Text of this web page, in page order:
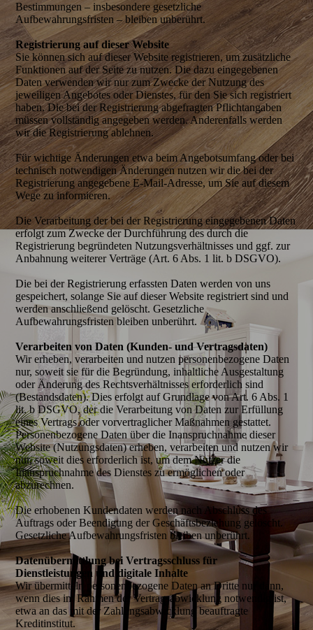
Bestimmungen – insbesondere gesetzliche
Aufbewahrungsfristen – bleiben unberührt.
Registrierung auf dieser Website
Sie können sich auf dieser Website registrieren, um zusätzliche
Funktionen auf der Seite zu nutzen. Die dazu eingegebenen
Daten verwenden wir nur zum Zwecke der Nutzung des
jeweiligen Angebotes oder Dienstes, für den Sie sich registriert
haben. Die bei der Registrierung abgefragten Pflichtangaben
müssen vollständig angegeben werden. Anderenfalls werden
wir die Registrierung ablehnen.
Für wichtige Änderungen etwa beim Angebotsumfang oder bei
technisch notwendigen Änderungen nutzen wir die bei der
Registrierung angegebene E-Mail-Adresse, um Sie auf diesem
Wege zu informieren.
Die Verarbeitung der bei der Registrierung eingegebenen Daten
erfolgt zum Zwecke der Durchführung des durch die
Registrierung begründeten Nutzungsverhältnisses und ggf. zur
Anbahnung weiterer Verträge (Art. 6 Abs. 1 lit. b DSGVO).
Die bei der Registrierung erfassten Daten werden von uns
gespeichert, solange Sie auf dieser Website registriert sind und
werden anschließend gelöscht. Gesetzliche
Aufbewahrungsfristen bleiben unberührt.
Verarbeiten von Daten (Kunden- und Vertragsdaten)
Wir erheben, verarbeiten und nutzen personenbezogene Daten
nur, soweit sie für die Begründung, inhaltliche Ausgestaltung
oder Änderung des Rechtsverhältnisses erforderlich sind
(Bestandsdaten). Dies erfolgt auf Grundlage von Art. 6 Abs. 1
lit. b DSGVO, der die Verarbeitung von Daten zur Erfüllung
eines Vertrags oder vorvertraglicher Maßnahmen gestattet.
Personenbezogene Daten über die Inanspruchnahme dieser
Website (Nutzungsdaten) erheben, verarbeiten und nutzen wir
nur, soweit dies erforderlich ist, um dem Nutzer die
Inanspruchnahme des Dienstes zu ermöglichen oder
abzurechnen.
Die erhobenen Kundendaten werden nach Abschluss des
Auftrags oder Beendigung der Geschäftsbeziehung gelöscht.
Gesetzliche Aufbewahrungsfristen bleiben unberührt.
Datenübermittlung bei Vertragsschluss für
Dienstleistungen und digitale Inhalte
Wir übermitteln personenbezogene Daten an Dritte nur dann,
wenn dies im Rahmen der Vertragsabwicklung notwendig ist,
etwa an das mit der Zahlungsabwicklung beauftragte
Kreditinstitut.